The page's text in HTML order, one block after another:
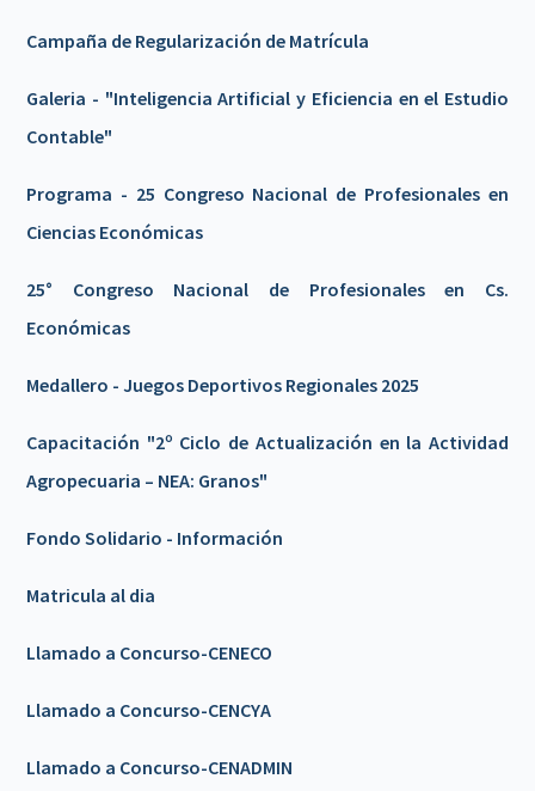
Campaña de Regularización de Matrícula
Galeria - "Inteligencia Artificial y Eficiencia en el Estudio
Contable"
Programa - 25 Congreso Nacional de Profesionales en
Ciencias Económicas
25° Congreso Nacional de Profesionales en Cs.
Económicas
Medallero - Juegos Deportivos Regionales 2025
Capacitación "2º Ciclo de Actualización en la Actividad
Agropecuaria – NEA: Granos"
Fondo Solidario - Información
Matricula al dia
Llamado a Concurso-CENECO
Llamado a Concurso-CENCYA
Llamado a Concurso-CENADMIN